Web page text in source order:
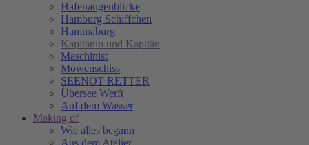
Hafenaugen­blicke
Hamburg Schiffchen
Hammaburg
Kapitänin und Kapitän
Maschinist
Möwenschiss
SEENOT RETTER
Übersee Werft
Auf dem Wasser
Making of
Wie alles begann
Aus dem Atelier